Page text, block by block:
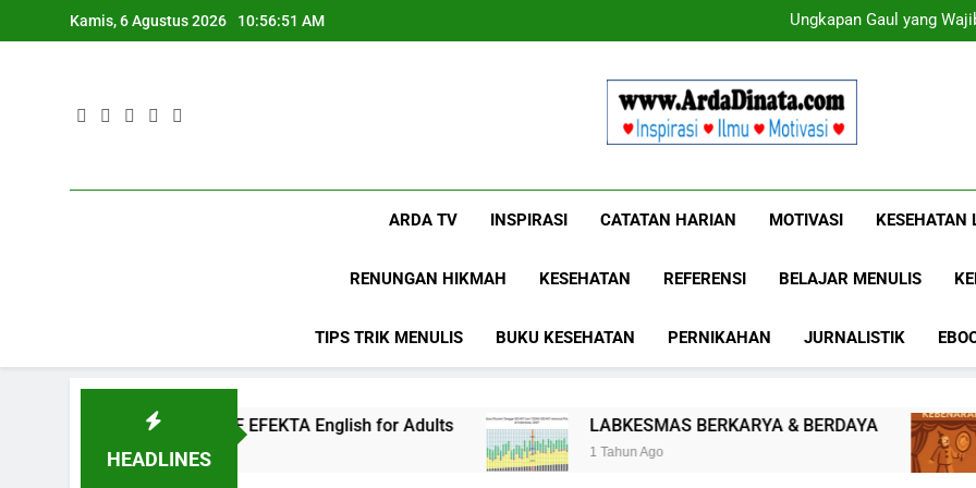
to
Kamis, 6 Agustus 2026 10:56:53 AM
Ungkapan Gaul yang
Ungkapan Gaul yang
ARDA TV INSPIRASI CATATAN HARIAN MOTIVASI KESEHATAN
RENUNGAN HIKMAH KESEHATAN REFERENSI BELAJAR MENULIS
TIPS TRIK MENULIS BUKU KESEHATAN PERNIKAHAN JURNALISTIK
HEADLINES
di EF EFEKTA English for Adults LABKESMAS BERKARYA & BERDAYA
1 Tahun Ago
Panggung
1 Tahun Ago